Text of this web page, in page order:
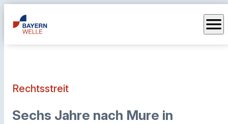
menu
Rechtsstreit
Sechs Jahre nach Mure in